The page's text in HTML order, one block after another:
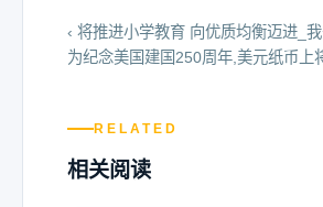
‹ 将推进小学教育 向优质均衡迈进_
为纪念美国建国250周年,美元纸币上
RELATED
相关阅读